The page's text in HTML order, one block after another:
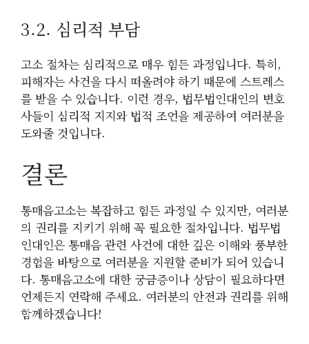
3.2. 심리적 부담
고소 절차는 심리적으로 매우 힘든 과정입니다. 특히,
피해자는 사건을 다시 떠올려야 하기 때문에 스트레스
를 받을 수 있습니다. 이런 경우, 법무법인대인의 변호
사들이 심리적 지지와 법적 조언을 제공하여 여러분을
도와줄 것입니다.
결론
통매음고소는 복잡하고 힘든 과정일 수 있지만, 여러분
의 권리를 지키기 위해 꼭 필요한 절차입니다. 법무법
인대인은 통매음 관련 사건에 대한 깊은 이해와 풍부한
경험을 바탕으로 여러분을 지원할 준비가 되어 있습니
다. 통매음고소에 대한 궁금증이나 상담이 필요하다면
언제든지 연락해 주세요. 여러분의 안전과 권리를 위해
함께하겠습니다!